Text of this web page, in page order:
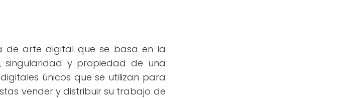
de arte digital que se basa en la
y propiedad de una
únicos que se utilizan para
vender y distribuir su trabajo de